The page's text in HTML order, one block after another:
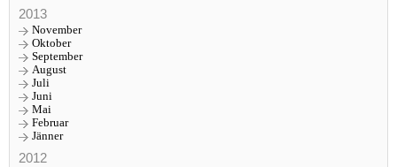
2013
November
Oktober
September
August
Juli
Juni
Mai
Februar
Jänner
2012